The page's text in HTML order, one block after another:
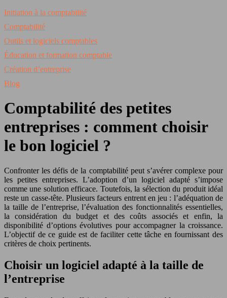
Initiation à la comptabilité
Comptabilité
Outils et logiciels comptables
Éducation et formation comptable
Création d’entreprise
Blog
Comptabilité des petites
entreprises : comment choisir
le bon logiciel ?
Confronter les défis de la comptabilité peut s’avérer complexe pour
les petites entreprises. L’adoption d’un logiciel adapté s’impose
comme une solution efficace. Toutefois, la sélection du produit idéal
reste un casse-tête. Plusieurs facteurs entrent en jeu : l’adéquation de
la taille de l’entreprise, l’évaluation des fonctionnalités essentielles,
la considération du budget et des coûts associés et enfin, la
disponibilité d’options évolutives pour accompagner la croissance.
L’objectif de ce guide est de faciliter cette tâche en fournissant des
critères de choix pertinents.
Choisir un logiciel adapté à la taille de
l’entreprise